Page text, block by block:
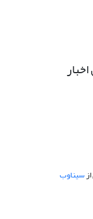
سیناوب